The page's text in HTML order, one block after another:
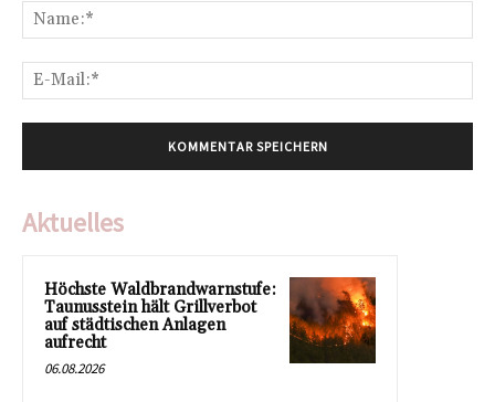
Aktuelles
Höchste Waldbrandwarnstufe:
Taunusstein hält Grillverbot
auf städtischen Anlagen
aufrecht
06.08.2026